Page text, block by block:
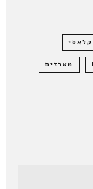
קלאסי
מארזים